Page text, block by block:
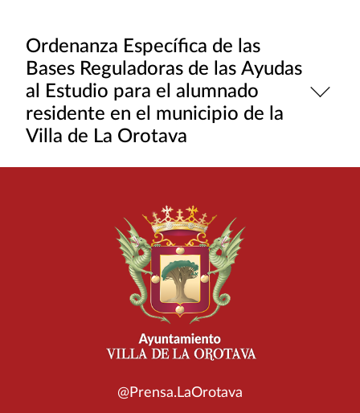
Ordenanza Específica de las
Bases Reguladoras de las Ayudas
al Estudio para el alumnado
residente en el municipio de la
Villa de La Orotava
@Prensa.LaOrotava